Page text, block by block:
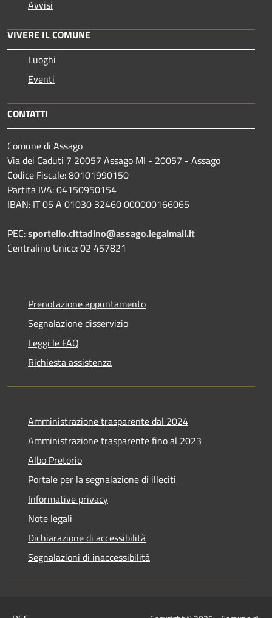
Avvisi
VIVERE IL COMUNE
Luoghi
Eventi
CONTATTI
Comune di Assago
Via dei Caduti 7 20057 Assago MI - 20057 - Assago
Codice Fiscale: 80101990150
Partita IVA: 04150950154
IBAN: IT 05 A 01030 32460 000000166065
PEC:sportello.cittadino@assago.legalmail.it
Centralino Unico: 02 457821
Prenotazione appuntamento
Segnalazione disservizio
Leggi le FAQ
Richiesta assistenza
Amministrazione trasparente dal 2024
Amministrazione trasparente fino al 2023
Albo Pretorio
Portale per la segnalazione di illeciti
Informative privacy
Note legali
Dichiarazione di accessibilità
Segnalazioni di inaccessibilità